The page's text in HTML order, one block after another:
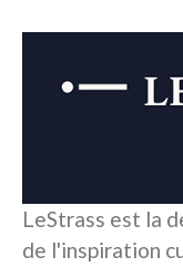
LeStrass est la
de l'inspiration